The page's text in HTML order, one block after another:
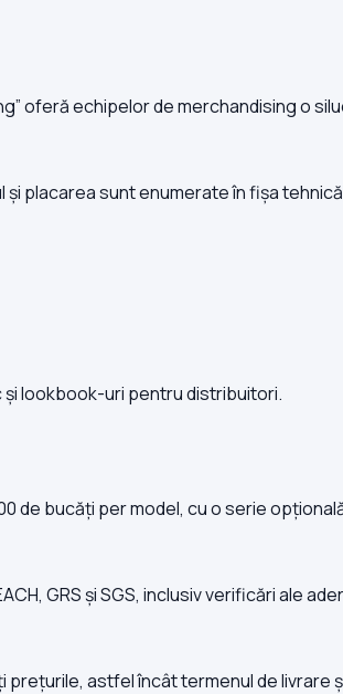
oferă echipelor de merchandising o
și placarea sunt enumerate în fișa
lookbook-uri pentru distribuitori.
de bucăți per model, cu o serie
GRS și SGS, inclusiv verificări ale
astfel încât termenul de livrare